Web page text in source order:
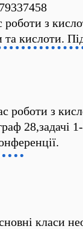
з
кислоти.
роботи з
28,задачі
класи